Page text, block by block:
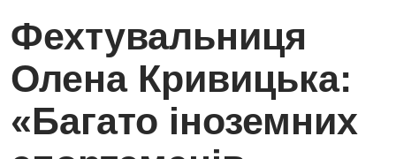
Фехтувальниця
Олена Кривицька:
«Багато іноземних